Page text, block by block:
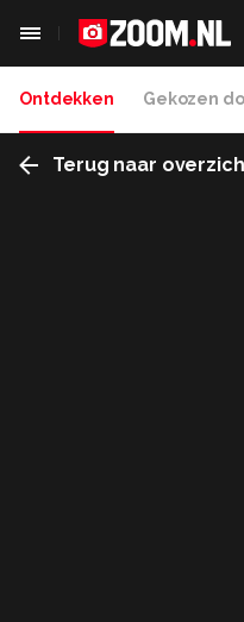
Ontdekken Gekozen
Terug naar